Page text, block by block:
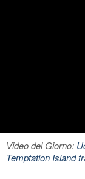
Video del Giorno:
Temptation Island